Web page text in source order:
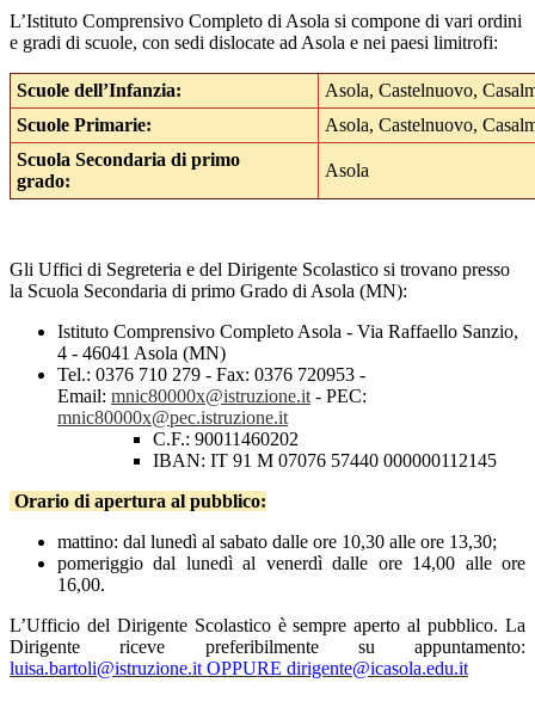
L’Istituto Comprensivo Completo di Asola si compone di vari ordini
e gradi di scuole, con sedi dislocate ad Asola e nei paesi limitrofi:
Scuole dell’Infanzia:
Asola, Castelnuovo,
Scuole Primarie:
Asola, Castelnuovo,
Scuola Secondaria di primo
grado:
Asola
Gli Uffici di Segreteria e del Dirigente Scolastico si trovano presso
la Scuola Secondaria di primo Grado di Asola (MN):
Istituto Comprensivo Completo Asola - Via Raffaello Sanzio,
4 - 46041 Asola (MN)
Tel.: 0376 710 279 - Fax: 0376 720953 -
Email: mnic80000x@istruzione.it - PEC:
mnic80000x@pec.istruzione.it
C.F.: 90011460202
IBAN: IT 91 M 07076 57440 000000112145
Orario di apertura al pubblico:
mattino: dal lunedì al sabato dalle ore 10,30 alle ore 13,30;
pomeriggio dal lunedì al venerdì dalle ore 14,00 alle ore
16,00.
L’Ufficio del Dirigente Scolastico è sempre aperto al pubblico. La
Dirigente riceve preferibilmente su appuntamento:
luisa.bartoli@istruzione.it OPPURE dirigente@icasola.edu.it